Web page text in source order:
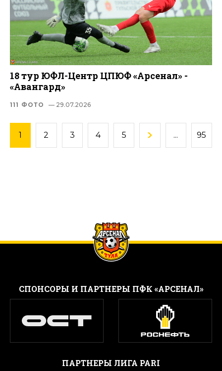
18 тур ЮФЛ-Центр ЦПЮФ «Арсенал» -
«Авангард»
111 ФОТО — 29.07.2026
1 2 3 4 5 ... 95
CПОНСОРЫ И ПАРТНЕРЫ ПФК «АРСЕНАЛ»
ПАРТНЕРЫ ЛИГА PARI